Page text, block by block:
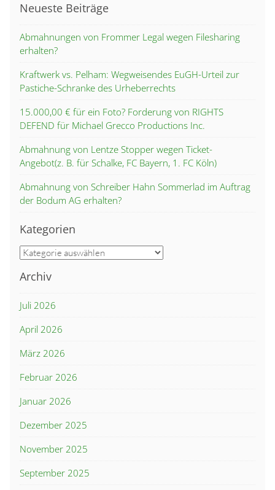
Neueste Beiträge
Abmahnungen von Frommer Legal wegen Filesharing
erhalten?
Kraftwerk vs. Pelham: Wegweisendes EuGH-Urteil zur
Pastiche-Schranke des Urheberrechts
15.000,00 € für ein Foto? Forderung von RIGHTS
DEFEND für Michael Grecco Productions Inc.
Abmahnung von Lentze Stopper wegen Ticket-
Angebot(z. B. für Schalke, FC Bayern, 1. FC Köln)
Abmahnung von Schreiber Hahn Sommerlad im Auftrag
der Bodum AG erhalten?
Kategorien
Kategorien
Archiv
Juli 2026
April 2026
März 2026
Februar 2026
Januar 2026
Dezember 2025
November 2025
September 2025